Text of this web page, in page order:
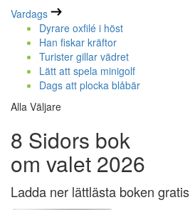
Vardags
Dyrare oxfilé i höst
Han fiskar kräftor
Turister gillar vädret
Lätt att spela minigolf
Dags att plocka blåbär
Alla Väljare
8 Sidors bok
om valet 2026
Ladda ner lättlästa boken gratis